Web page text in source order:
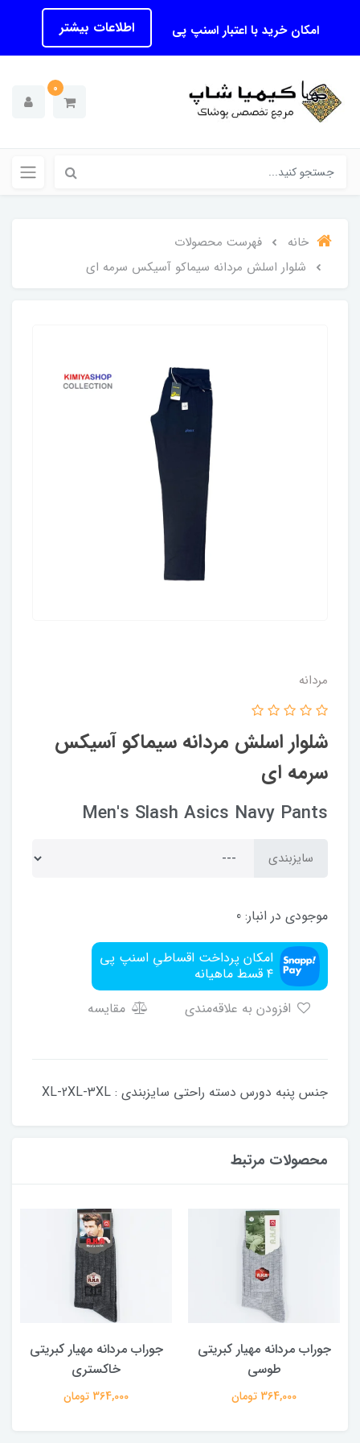
امکان خرید با اعتبار اسنپ پی اطلاعات بیشتر
0
خانه
فهرست محصولات
شلوار اسلش مردانه سیماکو آسیکس سرمه ای
مردانه
شلوار اسلش مردانه سیماکو آسیکس
سرمه ای
Men's Slash Asics Navy Pants
سایزبندی
موجودی در انبار: 0
امکان پرداخت اقساطیِ اسنپ پی
۴ قسط ماهیانه
مقایسه
جنس پنبه دورس دسته راحتی سایزبندی : XL-2XL-3XL
محصولات مرتبط
جوراب مردانه مهیار کبریتی
طوسی
364,000 تومان
جوراب مردانه مهیار کبریتی
خاکستری
364,000 تومان